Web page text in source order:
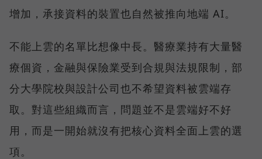
增加，承接資料的裝置也自然被推向地端 AI。
不能上雲的名單比想像中長。醫療業持有大量醫
療個資，金融與保險業受到合規與法規限制，部
分大學院校與設計公司也不希望資料被雲端存
取。對這些組織而言，問題並不是雲端好不好
用，而是一開始就沒有把核心資料全面上雲的選
項。